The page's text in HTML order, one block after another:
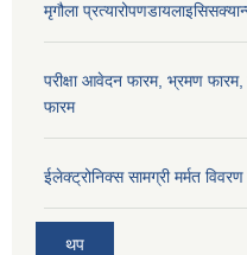
मृगौला
परीक्षा आवेदन फारम, भ्रमण फारम,
फारम
ईलेक्ट्रोनिक्स सामग्री मर्मत
थप